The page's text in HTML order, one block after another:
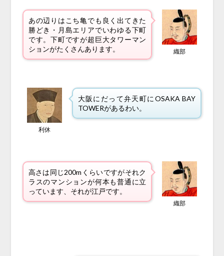
あの辺りはこち亀でも良く出てきた
勝どき・月島エリアでいわゆる下町
です。下町ですが超巨大タワーマン
ションがたくさんあります。
織部
利休
大阪にだって弁天町にOSAKA BAY
TOWERがあるわい。
高さは同じ200mくらいですがそれク
ラスのマンションが何本も普通に立
っています、それが江戸です。
織部